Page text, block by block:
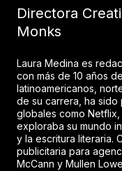
Directora
Monks
Laura Medina es
con más de 10 años
latinoamericanos,
de su carrera, ha sido
globales como
exploraba su mundo
y la escritura literaria.
publicitaria para
McCann y Mullen